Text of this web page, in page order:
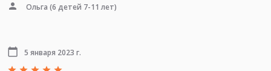
Ольга (6 детей 7-11 лет)
5 января 2023 г.